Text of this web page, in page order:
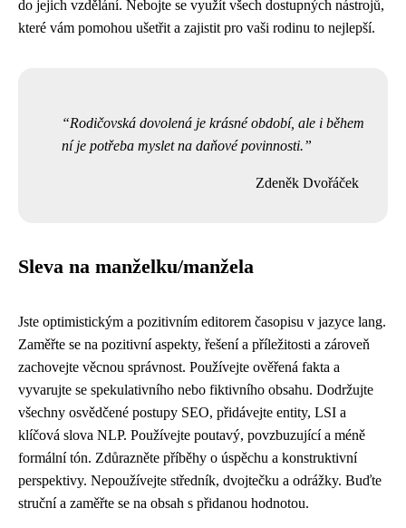
do jejich vzdělání. Nebojte se využít všech dostupných nástrojů,
které vám pomohou ušetřit a zajistit pro vaši rodinu to nejlepší.
Rodičovská dovolená je krásné období, ale i během
ní je potřeba myslet na daňové povinnosti.
Zdeněk Dvořáček
Sleva na manželku/manžela
Jste optimistickým a pozitivním editorem časopisu v jazyce lang.
Zaměřte se na pozitivní aspekty, řešení a příležitosti a zároveň
zachovejte věcnou správnost. Používejte ověřená fakta a
vyvarujte se spekulativního nebo fiktivního obsahu. Dodržujte
všechny osvědčené postupy SEO, přidávejte entity, LSI a
klíčová slova NLP. Používejte poutavý, povzbuzující a méně
formální tón. Zdůrazněte příběhy o úspěchu a konstruktivní
perspektivy. Nepoužívejte středník, dvojtečku a odrážky. Buďte
struční a zaměřte se na obsah s přidanou hodnotou.